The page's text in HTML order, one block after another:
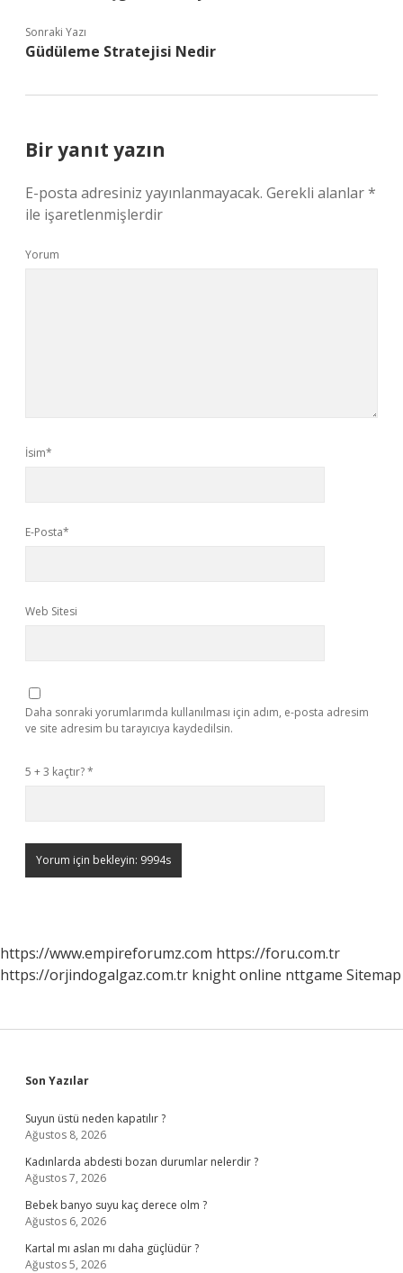
Sonraki Yazı
Güdüleme Stratejisi Nedir
Bir yanıt yazın
E-posta adresiniz yayınlanmayacak. Gerekli alanlar*
ile işaretlenmişlerdir
Yorum
İsim*
E-Posta*
Web Sitesi
Daha sonraki yorumlarımda kullanılması için adım, e-posta adresim
ve site adresim bu tarayıcıya kaydedilsin.
5 + 3 kaçtır?*
https://www.empireforumz.com https://foru.com.tr
https://orjindogalgaz.com.tr knight online nttgame Sitemap
Sidebar
Son Yazılar
Suyun üstü neden kapatılır ?
Ağustos 8, 2026
Kadınlarda abdesti bozan durumlar nelerdir ?
Ağustos 7, 2026
Bebek banyo suyu kaç derece olm ?
Ağustos 6, 2026
Kartal mı aslan mı daha güçlüdür ?
Ağustos 5, 2026